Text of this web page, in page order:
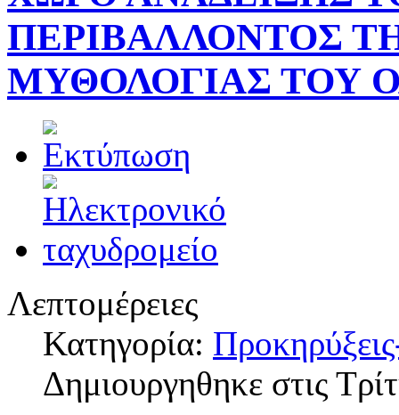
ΠΕΡΙΒΑΛΛΟΝΤΟΣ
ΜΥΘΟΛΟΓΙΑΣ ΤΟΥ
Λεπτομέρειες
Κατηγορία:
Δημιουργηθηκε στις